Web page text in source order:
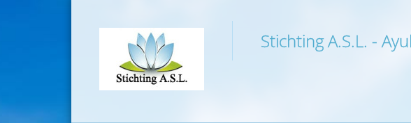
Stichting A.S.L. -